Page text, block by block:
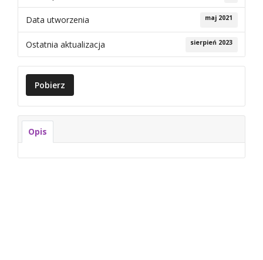
Data utworzenia maj 2021
Ostatnia aktualizacja sierpień 2023
Pobierz
Opis